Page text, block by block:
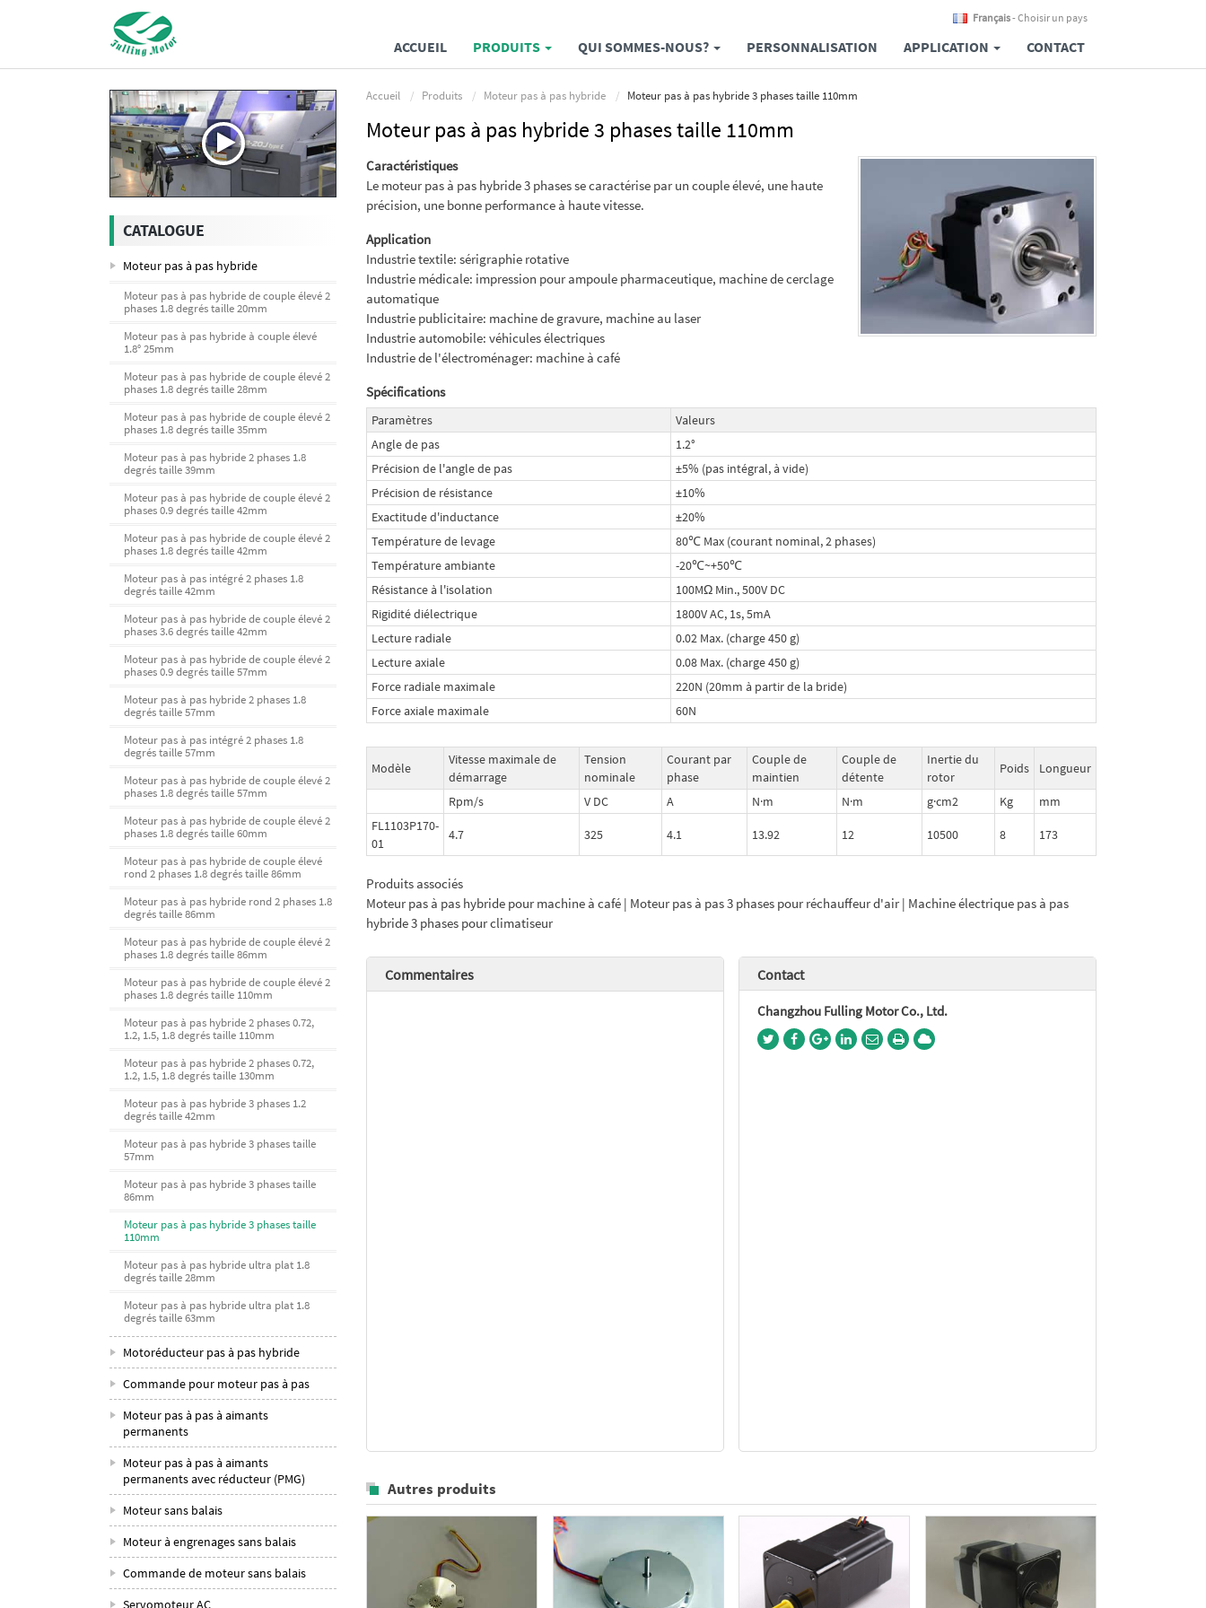
Français- Choisir un pays
ACCUEIL PRODUITS QUI SOMMES-NOUS? PERSONNALISATION APPLICATION CONTACT
Accueil Produits Moteur pas à pas hybride Moteur pas à pas hybride 3 phases taille 110mm
Moteur pas à pas hybride 3 phases taille 110mm
Caractéristiques
Le moteur pas à pas hybride 3 phases se caractérise par un couple élevé, une haute
précision, une bonne performance à haute vitesse.
Application
Industrie textile: sérigraphie rotative
Industrie médicale: impression pour ampoule pharmaceutique, machine de cerclage
automatique
Industrie publicitaire: machine de gravure, machine au laser
Industrie automobile: véhicules électriques
Industrie de l'électroménager: machine à café
Spécifications
Paramètres
Valeurs
Angle de pas
1.2°
Précision de l'angle de pas
±5% (pas intégral, à vide)
Précision de résistance
±10%
Exactitude d'inductance
±20%
Température de levage
80℃ Max (courant nominal, 2 phases)
Température ambiante
-20℃~+50℃
Résistance à l'isolation
100MΩ Min., 500V DC
Rigidité diélectrique
1800V AC, 1s, 5mA
Lecture radiale
0.02 Max. (charge 450 g)
Lecture axiale
0.08 Max. (charge 450 g)
Force radiale maximale
220N (20mm à partir de la bride)
Force axiale maximale
60N
Modèle
Vitesse maximale de
démarrage
Tension
nominale
Courant par
phase
Couple de
maintien
Couple de
détente
Inertie du
rotor
Poids Longueur
Rpm/s V DC A N·m N·m g·cm2 Kg
mm
FL1103P170-
01
4.7 325 4.1 13.92 12 10500 8 173
Produits associés
Moteur pas à pas hybride pour machine à café | Moteur pas à pas 3 phases pour réchauffeur d'air | Machine électrique pas à pas
hybride 3 phases pour climatiseur
Commentaires Contact
Changzhou Fulling Motor Co., Ltd.
Autres produits
CATALOGUE
Moteur pas à pas hybride
Moteur pas à pas hybride de couple élevé 2
phases 1.8 degrés taille 20mm
Moteur pas à pas hybride à couple élevé
1.8° 25mm
Moteur pas à pas hybride de couple élevé 2
phases 1.8 degrés taille 28mm
Moteur pas à pas hybride de couple élevé 2
phases 1.8 degrés taille 35mm
Moteur pas à pas hybride 2 phases 1.8
degrés taille 39mm
Moteur pas à pas hybride de couple élevé 2
phases 0.9 degrés taille 42mm
Moteur pas à pas hybride de couple élevé 2
phases 1.8 degrés taille 42mm
Moteur pas à pas intégré 2 phases 1.8
degrés taille 42mm
Moteur pas à pas hybride de couple élevé 2
phases 3.6 degrés taille 42mm
Moteur pas à pas hybride de couple élevé 2
phases 0.9 degrés taille 57mm
Moteur pas à pas hybride 2 phases 1.8
degrés taille 57mm
Moteur pas à pas intégré 2 phases 1.8
degrés taille 57mm
Moteur pas à pas hybride de couple élevé 2
phases 1.8 degrés taille 57mm
Moteur pas à pas hybride de couple élevé 2
phases 1.8 degrés taille 60mm
Moteur pas à pas hybride de couple élevé
rond 2 phases 1.8 degrés taille 86mm
Moteur pas à pas hybride rond 2 phases 1.8
degrés taille 86mm
Moteur pas à pas hybride de couple élevé 2
phases 1.8 degrés taille 86mm
Moteur pas à pas hybride de couple élevé 2
phases 1.8 degrés taille 110mm
Moteur pas à pas hybride 2 phases 0.72,
1.2, 1.5, 1.8 degrés taille 110mm
Moteur pas à pas hybride 2 phases 0.72,
1.2, 1.5, 1.8 degrés taille 130mm
Moteur pas à pas hybride 3 phases 1.2
degrés taille 42mm
Moteur pas à pas hybride 3 phases taille
57mm
Moteur pas à pas hybride 3 phases taille
86mm
Moteur pas à pas hybride 3 phases taille
110mm
Moteur pas à pas hybride ultra plat 1.8
degrés taille 28mm
Moteur pas à pas hybride ultra plat 1.8
degrés taille 63mm
Motoréducteur pas à pas hybride
Commande pour moteur pas à pas
Moteur pas à pas à aimants
permanents
Moteur pas à pas à aimants
permanents avec réducteur (PMG)
Moteur sans balais
Moteur à engrenages sans balais
Commande de moteur sans balais
Servomoteur AC